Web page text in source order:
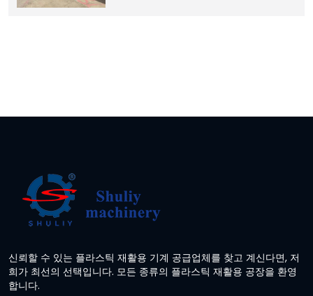
신뢰할 수 있는 플라스틱 재활용 기계 공급업체를 찾고 계신다면, 저
희가 최선의 선택입니다. 모든 종류의 플라스틱 재활용 공장을 환영
합니다.